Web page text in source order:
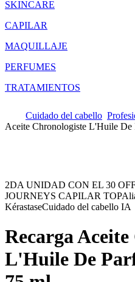
SKINCARE
CAPILAR
MAQUILLAJE
PERFUMES
TRATAMIENTOS
Cuidado del cabello
Aceite Chronologiste L'Huile De
2DA UNIDAD CON EL 30
JOURNEYS CAPILAR TOP
KérastaseCuidado del cabello IA
Recarga
L'Huile De